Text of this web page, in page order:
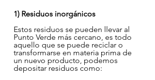
1) Residuos inorgánicos
Estos residuos se pueden llevar al
Punto Verde más cercano, es todo
aquello que se puede reciclar o
transformarse en materia prima de
un nuevo producto, podemos
depositar residuos como: